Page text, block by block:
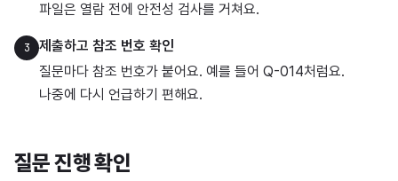
파일은 열람 전에 안전성 검사를 거쳐요.
3
제출하고 참조 번호 확인
질문마다 참조 번호가 붙어요. 예를 들어 Q-014처럼요.
나중에 다시 언급하기 편해요.
질문 진행 확인